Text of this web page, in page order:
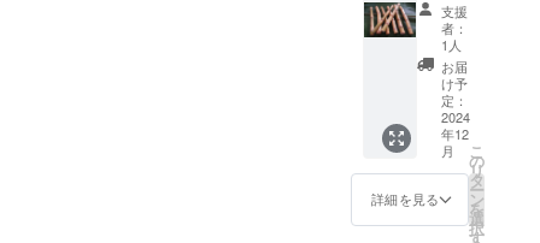
ら、国
内黒糖
生産量
のう
ち、わ
ずか
0.07％
程しか
つくる
できな
い希少
る製品
のラベ
ルに記
載して
おりま
す。) ・
保存方
法：直
射日光
多湿を
避けて
せん。
〇さと
ねりガ
トー
ショコ
ラ ・名
称：ガ
トー
ショコ
ラ ・原
材料：
丹精込
めた手
作業で
行うこ
とか
ら、国
内黒糖
生産量
のう
ち、わ
ニュア
ル】 栽
培期間
中に農
薬散布
を行わ
ずに育
てたさ
とうき
びで
す。か
じって
支援
者：
1人
お届
け予
定：
2024
年12
月
詳細を見る
こ
の
リ
タ
ー
ン
を
選
択
す